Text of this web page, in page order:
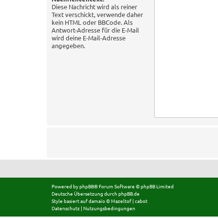
Diese Nachricht wird als reiner
Text verschickt, verwende daher
kein HTML oder BBCode. Als
Antwort-Adresse für die E-Mail
wird deine E-Mail-Adresse
angegeben.
Powered byphpBB® Forum Software © phpBB Limited
Deutsche Übersetzung durch phpBB.de
Style basiert aufdamaïo ©Mazeltof | cabot
Datenschutz | Nutzungsbedingungen